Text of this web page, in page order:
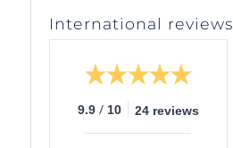
International reviews
9.9 / 10 24 reviews